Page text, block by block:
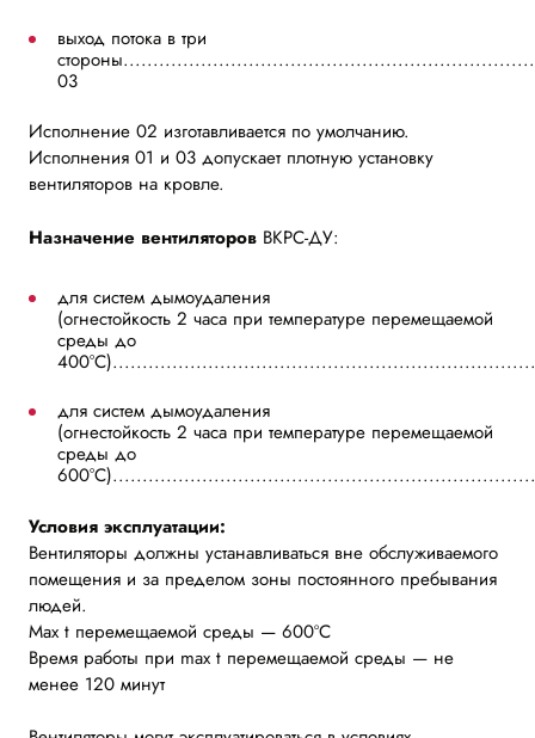
выход потока в три
03
Исполнение 02 изготавливается по умолчанию.
Исполнения 01 и 03 допускает плотную установку
вентиляторов на кровле.
Назначение вентиляторов ВКРС-ДУ:
для систем дымоудаления
(огнестойкость 2 часа при температуре перемещаемой
среды до
для систем дымоудаления
(огнестойкость 2 часа при температуре перемещаемой
среды до
Условия эксплуатации:
Вентиляторы должны устанавливаться вне обслуживаемого
помещения и за пределом зоны постоянного пребывания
людей.
Max t перемещаемой среды — 600ºC
Время работы при max t перемещаемой среды — не
менее 120 минут